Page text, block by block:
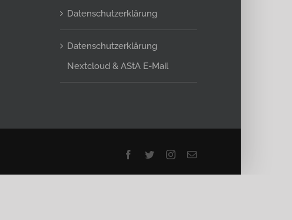
Datenschutzerklärung
Datenschutzerklärung
Nextcloud & AStA E-Mail
Facebook
TwitterInstagram
E-